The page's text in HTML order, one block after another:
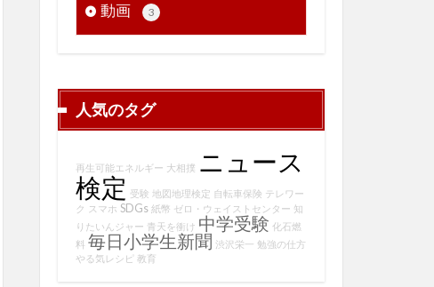
動画 3
人気のタグ
再生可能エネルギー 大相撲 ニュース
検定 受験 地図地理検定 自転車保険 テレワー
ク スマホ SDGs 紙幣 ゼロ・ウェイストセンター 知
りたいんジャー 青天を衝け 中学受験 化石燃
料 毎日小学生新聞 渋沢栄一 勉強の仕方
やる気レシピ 教育